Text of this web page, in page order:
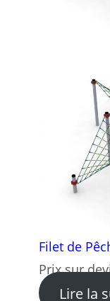
Filet de
Prix sur
Lire la